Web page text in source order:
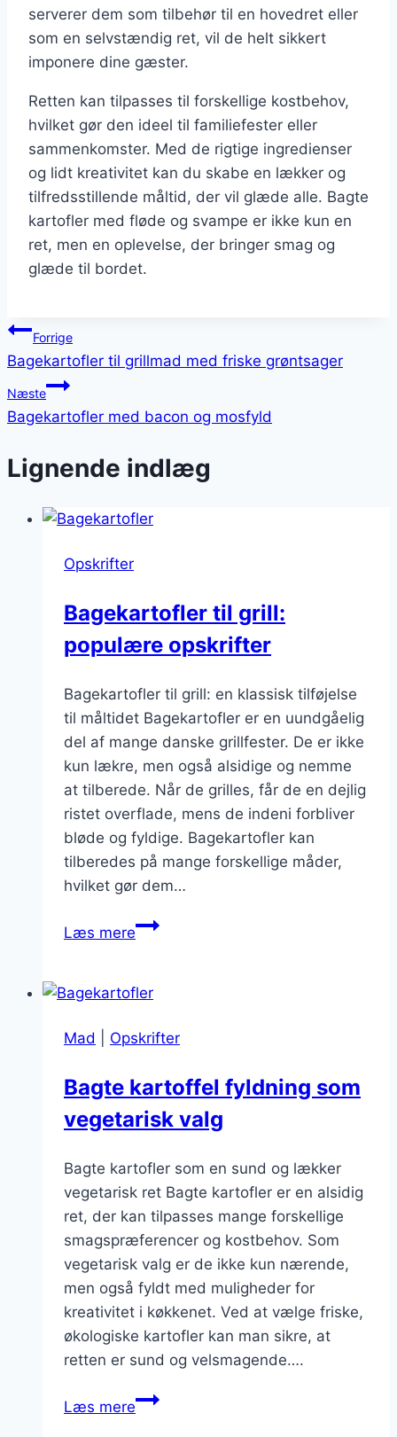
serverer dem som tilbehør til en hovedret eller
som en selvstændig ret, vil de helt sikkert
imponere dine gæster.
Retten kan tilpasses til forskellige kostbehov,
hvilket gør den ideel til familiefester eller
sammenkomster. Med de rigtige ingredienser
og lidt kreativitet kan du skabe en lækker og
tilfredsstillende måltid, der vil glæde alle. Bagte
kartofler med fløde og svampe er ikke kun en
ret, men en oplevelse, der bringer smag og
glæde til bordet.
Indlægsnavigation
Forrige
Bagekartofler til grillmad med friske grøntsager
Næste
Bagekartofler med bacon og mosfyld
Lignende indlæg
Opskrifter
Bagekartofler til grill:
populære opskrifter
Bagekartofler til grill: en klassisk tilføjelse
til måltidet Bagekartofler er en uundgåelig
del af mange danske grillfester. De er ikke
kun lækre, men også alsidige og nemme
at tilberede. Når de grilles, får de en dejlig
ristet overflade, mens de indeni forbliver
bløde og fyldige. Bagekartofler kan
tilberedes på mange forskellige måder,
hvilket gør dem…
Læs mereBagekartofler
populære
Mad
Opskrifter
Bagte kartoffel fyldning som
vegetarisk valg
Bagte kartofler som en sund og lækker
vegetarisk ret Bagte kartofler er en alsidig
ret, der kan tilpasses mange forskellige
smagspræferencer og kostbehov. Som
vegetarisk valg er de ikke kun nærende,
men også fyldt med muligheder for
kreativitet i køkkenet. Ved at vælge friske,
økologiske kartofler kan man sikre, at
retten er sund og velsmagende….
Læs mereBagte